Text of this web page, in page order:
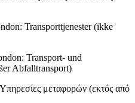
Transporttjenester (ikke
Transport- und
Abfalltransport)
μεταφορών (εκτός από